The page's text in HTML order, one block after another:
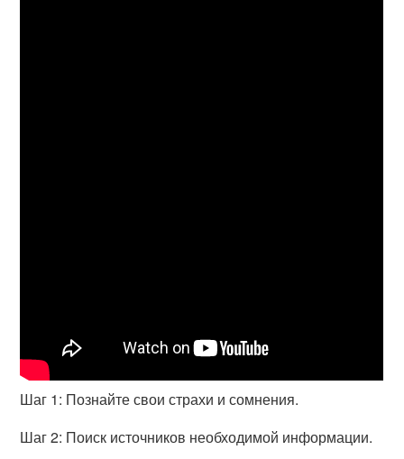
Шаг 1: Познайте свои страхи и сомнения.
Шаг 2: Поиск источников необходимой информации.